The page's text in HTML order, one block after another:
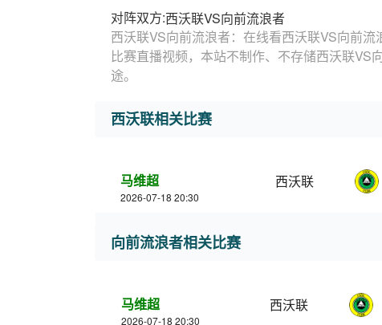
对阵双方:西沃联VS向前流浪者
西沃联VS向前流浪者：在线看西沃联VS向前
比赛直播视频，本站不制作、不存储西沃联VS
途。
西沃联相关比赛
马维超
2026-07-18 20:30
西沃联
向前流浪者相关比赛
马维超
2026-07-18 20:30
西沃联